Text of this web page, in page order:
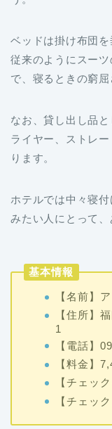
ベッドは掛け布団を
従来のようにスー
で、寝るときの窮屈
なお、貸し出し品
ライヤー、ストレ
ります。
ホテルでは中々寝
みたい人にとって、
基本情報
【名前】
【住所】
1
【電話】
【料金】
【チェッ
【チェッ